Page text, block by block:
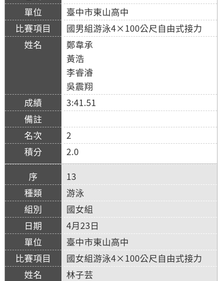
臺中市東山高中
國男組游泳4×100公尺自由式接力
鄭韋承
黃浩
李睿濬
吳震翔
3:41.51
2
2.0
13
游泳
國女組
4月23日
臺中市東山高中
國女組游泳4×100公尺自由式接力
林子芸